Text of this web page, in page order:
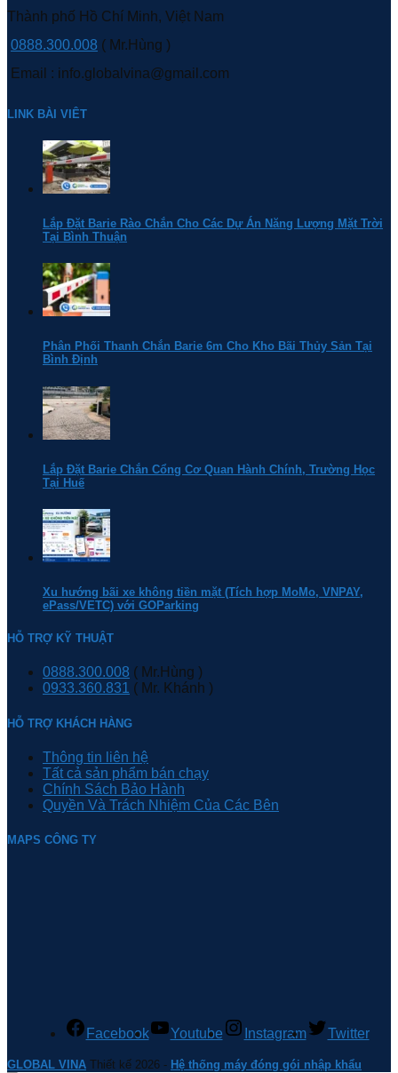
Thành phố Hồ Chí Minh, Việt Nam
0888.300.008 ( Mr.Hùng )
Email : info.globalvina@gmail.com
LINK BÀI VIÊT
Lắp Đặt Barie Rào Chắn Cho Các Dự Án Năng Lượng Mặt Trời
Tại Bình Thuận
Phân Phối Thanh Chắn Barie 6m Cho Kho Bãi Thủy Sản Tại
Bình Định
Lắp Đặt Barie Chắn Cổng Cơ Quan Hành Chính, Trường Học
Tại Huế
Xu hướng bãi xe không tiền mặt (Tích hợp MoMo, VNPAY,
ePass/VETC) với GOParking
HỖ TRỢ KỸ THUẬT
0888.300.008 ( Mr.Hùng )
0933.360.831 ( Mr. Khánh )
HỖ TRỢ KHÁCH HÀNG
Thông tin liên hệ
Tất cả sản phẩm bán chạy
Chính Sách Bảo Hành
Quyền Và Trách Nhiệm Của Các Bên
MAPS CÔNG TY
Facebook Youtube Instagram Twitter
GLOBAL VINA Thiết kế 2026 - Hệ thống máy đóng gói nhập khẩu